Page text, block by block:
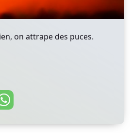
on attrape des puces.